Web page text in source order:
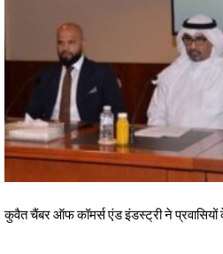
कुवैत चैंबर ऑफ कॉमर्स एंड इंडस्ट्री ने प्रवासियों